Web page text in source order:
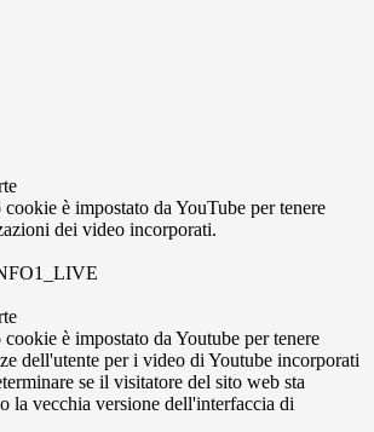
cookie è impostato da YouTube per tenere
dei video incorporati.
cookie è impostato da Youtube per tenere
dell'utente per i video di Youtube incorporati
se il visitatore del sito web sta
la vecchia versione dell'interfaccia di